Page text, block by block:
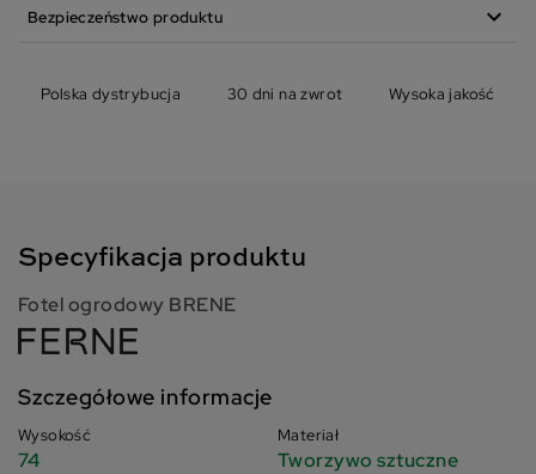
Bezpieczeństwo produktu expand_more
Polska dystrybucja 30 dni na zwrot Wysoka jakość
Specyfikacja produktu
Fotel ogrodowy BRENE
Szczegółowe informacje
Wysokość
74
Materiał
Tworzywo sztuczne